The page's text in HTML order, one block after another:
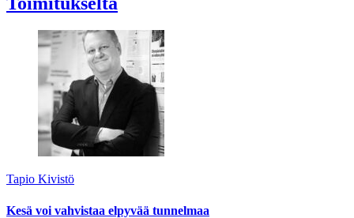
Tapio Kivistö
Kesä voi vahvistaa elpyvää tunnelmaa